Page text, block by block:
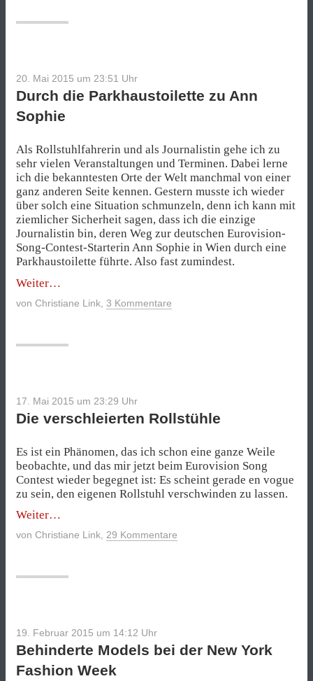
20. Mai 2015 um 23:51 Uhr
Durch die Parkhaustoilette zu Ann
Sophie
Als Rollstuhlfahrerin und als Journalistin gehe ich zu
sehr vielen Veranstaltungen und Terminen. Dabei lerne
ich die bekanntesten Orte der Welt manchmal von einer
ganz anderen Seite kennen. Gestern musste ich wieder
über solch eine Situation schmunzeln, denn ich kann mit
ziemlicher Sicherheit sagen, dass ich die einzige
Journalistin bin, deren Weg zur deutschen Eurovision-
Song-Contest-Starterin Ann Sophie in Wien durch eine
Parkhaustoilette führte. Also fast zumindest.
Weiter„Durch
Parkhaustoilette
von Christiane Link 3 Kommentare
17. Mai 2015 um 23:29 Uhr
Die verschleierten Rollstühle
Es ist ein Phänomen, das ich schon eine ganze Weile
beobachte, und das mir jetzt beim Eurovision Song
Contest wieder begegnet ist: Es scheint gerade en vogue
zu sein, den eigenen Rollstuhl verschwinden zu lassen.
Weiter„Die
verschleierten
Rollstühle“
von Christiane Link 29 Kommentare
19. Februar 2015 um 14:12 Uhr
Behinderte Models bei der New York
Fashion Week